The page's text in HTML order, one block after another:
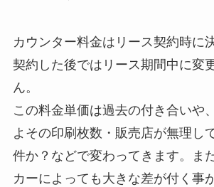
カウンター料金はリース契約時に
契約した後ではリース期間中に変
ん。
この料金単価は過去の付き合いや
よその印刷枚数・販売店が無理し
件か？などで変わってきます。ま
カーによっても大きな差が付く事